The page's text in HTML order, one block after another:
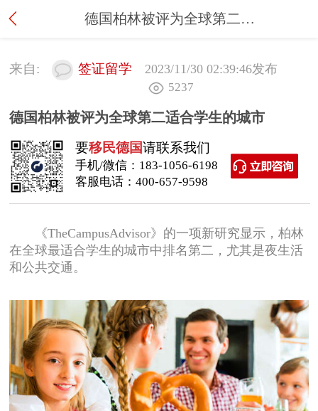
德国柏林被评为全球第二适合学生的城市
来自: 签证留学 2023/11/30 02:39:46发布
5237
德国柏林被评为全球第二适合学生的城市
要移民德国请联系我们
手机/微信： 183-1056-6198
客服电话： 400-657-9598
《TheCampusAdvisor》的一项新研究显示，柏林
在全球最适合学生的城市中排名第二，尤其是夜生活
和公共交通。